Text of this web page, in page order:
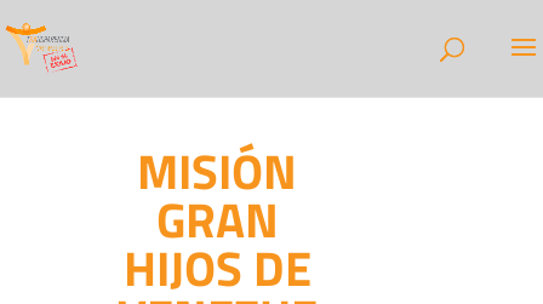
MISIÓN
GRAN
HIJOS DE